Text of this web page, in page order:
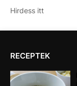
Hirdess itt
RECEPTEK